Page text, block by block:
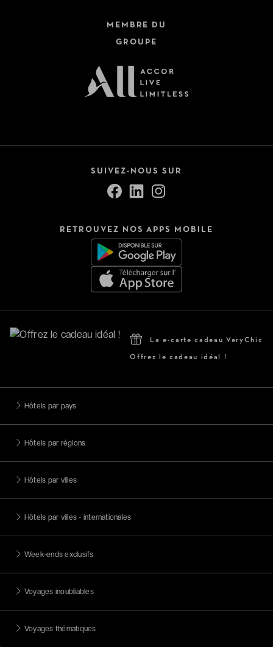
MEMBRE DU
GROUPE
SUIVEZ-NOUS SUR
RETROUVEZ NOS APPS MOBILE
La e-carte cadeau VeryChic
Offrez le cadeau idéal !
Hôtels par pays
Hôtels par régions
Hôtels par villes
Hôtels par villes - internationales
Week-ends exclusifs
Voyages inoubliables
Voyages thématiques